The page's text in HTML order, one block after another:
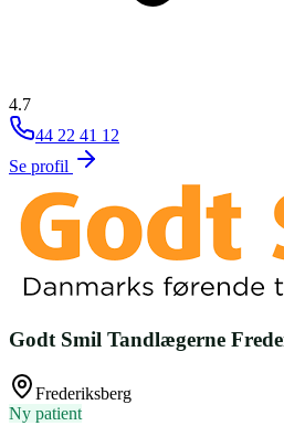
4.7
44 22 41 12
Se profil
Godt Smil Tandlægerne
Frederiksberg
Ny patient